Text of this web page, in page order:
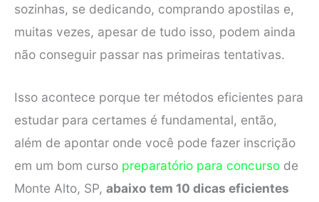
sozinhas, se dedicando, comprando apostilas e,
muitas vezes, apesar de tudo isso, podem ainda
não conseguir passar nas primeiras tentativas.
Isso acontece porque ter métodos eficientes para
estudar para certames é fundamental, então,
além de apontar onde você pode fazer inscrição
em um bom curso preparatório para concurso de
Monte Alto, SP, abaixo tem 10 dicas eficientes